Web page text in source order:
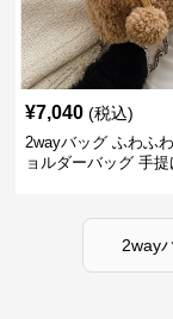
¥7,040 (税込)
2wayバッグ ふわふ
ョルダーバッグ 手
2way